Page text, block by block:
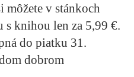
môžete v stánkoch
knihou len za 5,99 €.
do piatku 31.
dobrom